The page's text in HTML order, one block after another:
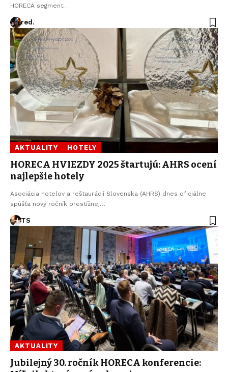
HORECA segment…
red.
AKTUALITY HOTELY
HORECA HVIEZDY 2025 štartujú: AHRS ocení
najlepšie hotely
Asociácia hotelov a reštaurácií Slovenska (AHRS) dnes oficiálne
spúšťa nový ročník prestížnej…
TS
AKTUALITY
Jubilejný 30. ročník HORECA konferencie: